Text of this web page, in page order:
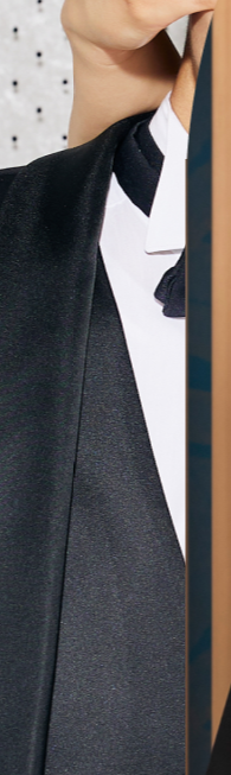
無料相談予約
来店・オンライン